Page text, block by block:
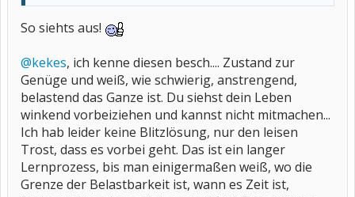
So siehts aus!
@kekes, ich kenne diesen besch.... Zustand zur
Genüge und weiß, wie schwierig, anstrengend,
belastend das Ganze ist. Du siehst dein Leben
winkend vorbeiziehen und kannst nicht mitmachen...
Ich hab leider keine Blitzlösung, nur den leisen
Trost, dass es vorbei geht. Das ist ein langer
Lernprozess, bis man einigermaßen weiß, wo die
Grenze der Belastbarkeit ist, wann es Zeit ist,